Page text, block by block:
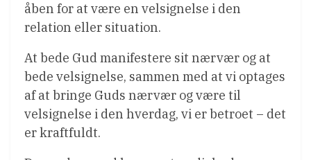
åben for at være en velsignelse i den
relation eller situation.
At bede Gud manifestere sit nærvær og at
bede velsignelse, sammen med at vi optages
af at bringe Guds nærvær og være til
velsignelse i den hverdag, vi er betroet – det
er kraftfuldt.